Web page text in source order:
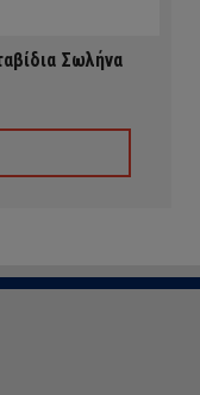
Σωλήνα